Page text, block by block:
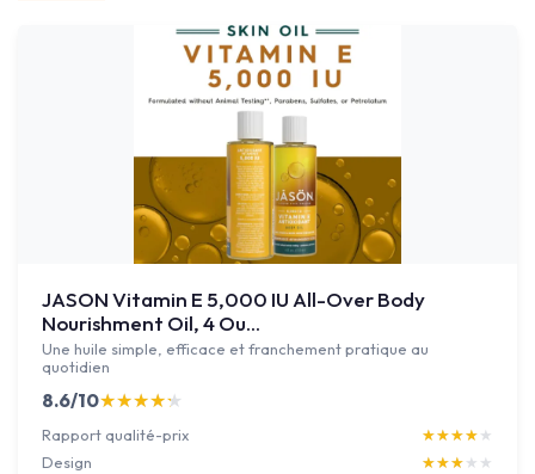
JASON Vitamin E 5,000 IU All-Over Body
Nourishment Oil, 4 Ou...
Une huile simple, efficace et franchement pratique au
quotidien
8.6/10★★★★★
★★★★★
Rapport qualité-prix ★★★★★
★★★★★
Design
★★★★★
★★★★★